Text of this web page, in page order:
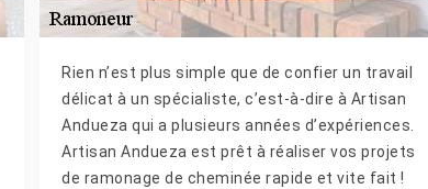
Rien n’est plus simple que de confier un travail
délicat à un spécialiste, c’est-à-dire à Artisan
Andueza qui a plusieurs années d’expériences.
Artisan Andueza est prêt à réaliser vos projets
de ramonage de cheminée rapide et vite fait !